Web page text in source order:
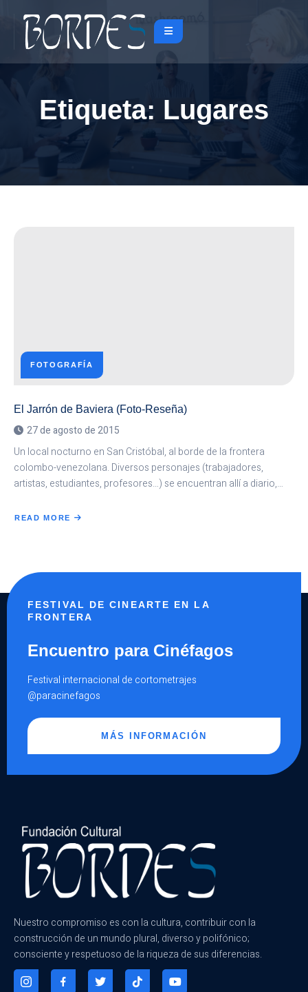
Etiqueta: Lugares
FOTOGRAFÍA
El Jarrón de Baviera (Foto-Reseña)
27 de agosto de 2015
Un local nocturno en San Cristóbal, al borde de la frontera
colombo-venezolana. Diversos personajes (trabajadores,
artistas, estudiantes, profesores…) se encuentran allí a diario,…
READ MORE
ABOUT
FESTIVAL DE CINEARTE EN LA
FRONTERA
Encuentro para Cinéfagos
Festival internacional de cortometrajes
@paracinefagos
MÁS INFORMACIÓN
Nuestro compromiso es con la cultura, contribuir con la
construcción de un mundo plural, diverso y polifónico;
consciente y respetuoso de la riqueza de sus diferencias.